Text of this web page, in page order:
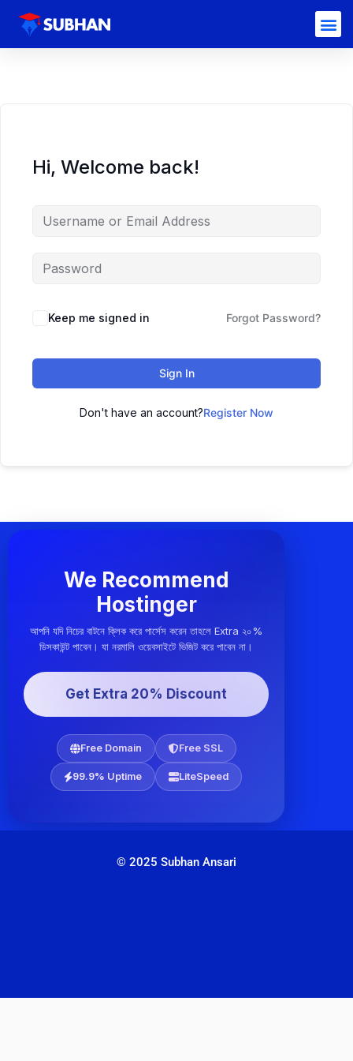
Hi, Welcome back!
Keep me signed in Forgot Password?
Sign In
Don't have an account?Register Now
We Recommend
Hostinger
আপনি যদি নিচের বাটনে ক্লিক করে পার্সেস করেন তাহলে Extra ২০%
ডিসকাউন্ট পাবেন। যা নরমালি ওয়েবসাইটে ভিজিট করে পাবেন না।
Get Extra 20% Discount
Free Domain Free SSL
99.9% Uptime LiteSpeed
© 2025 Subhan Ansari